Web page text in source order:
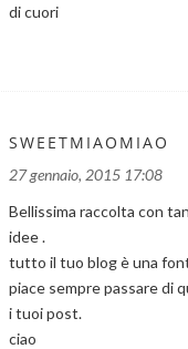
di cuori
SWEETMIAOMIAO
27 gennaio, 2015 17:08
Bellissima raccolta con
idee .
tutto il tuo blog è una
piace sempre passare di
i tuoi post.
ciao